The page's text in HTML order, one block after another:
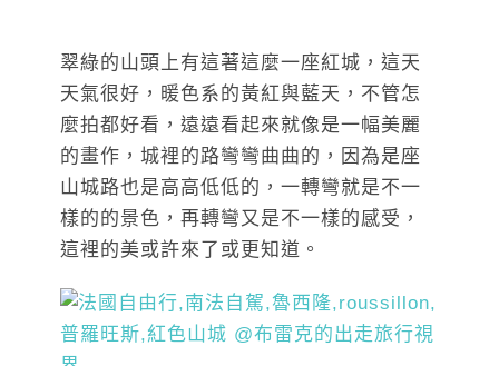
翠綠的山頭上有這著這麼一座紅城，這天
天氣很好，暖色系的黃紅與藍天，不管怎
麼拍都好看，遠遠看起來就像是一幅美麗
的畫作，城裡的路彎彎曲曲的，因為是座
山城路也是高高低低的，一轉彎就是不一
樣的的景色，再轉彎又是不一樣的感受，
這裡的美或許來了或更知道。